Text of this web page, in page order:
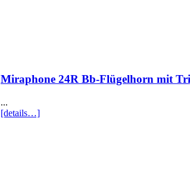
Miraphone 24R Bb-Flügelhorn mit
...
[details…]